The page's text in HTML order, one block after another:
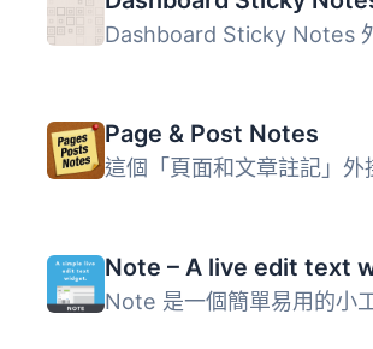
Page & Post Notes
Note – A live edit text